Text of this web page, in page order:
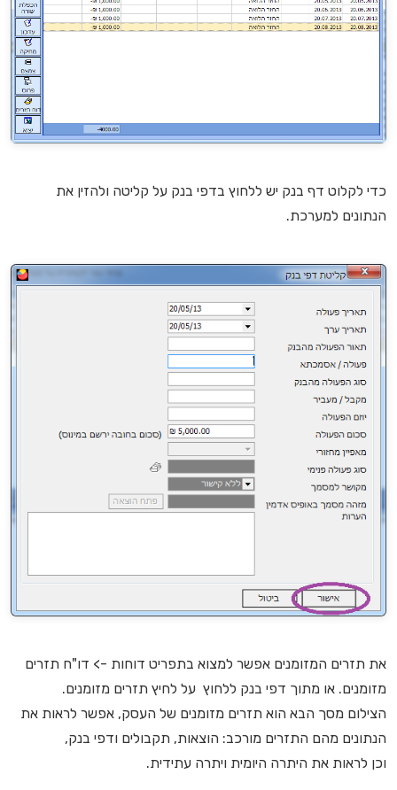
כדי לקלוט דף בנק יש ללחוץ בדפי בנק על קליטה ולהזין את
הנתונים למערכת.
את תזרים המזומנים אפשר למצוא בתפריט דוחות -> דו"ח תזרים
מזומנים. או מתוך דפי בנק ללחוץ על לחיץ תזרים מזומנים.
הצילום מסך הבא הוא תזרים מזומנים של העסק, אפשר לראות את
הנתונים מהם התזרים מורכב: הוצאות, תקבולים ודפי בנק,
וכן לראות את היתרה היומית ויתרה עתידית.